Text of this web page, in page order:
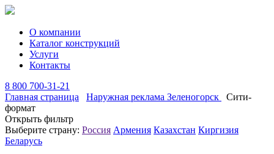
О компании
Каталог конструкций
Услуги
Контакты
8 800 700-31-21
Главная страница
Наружная реклама Зеленогорск
Сити-
формат
Открыть фильтр
Выберите страну: Россия Армения Казахстан Киргизия
Беларусь